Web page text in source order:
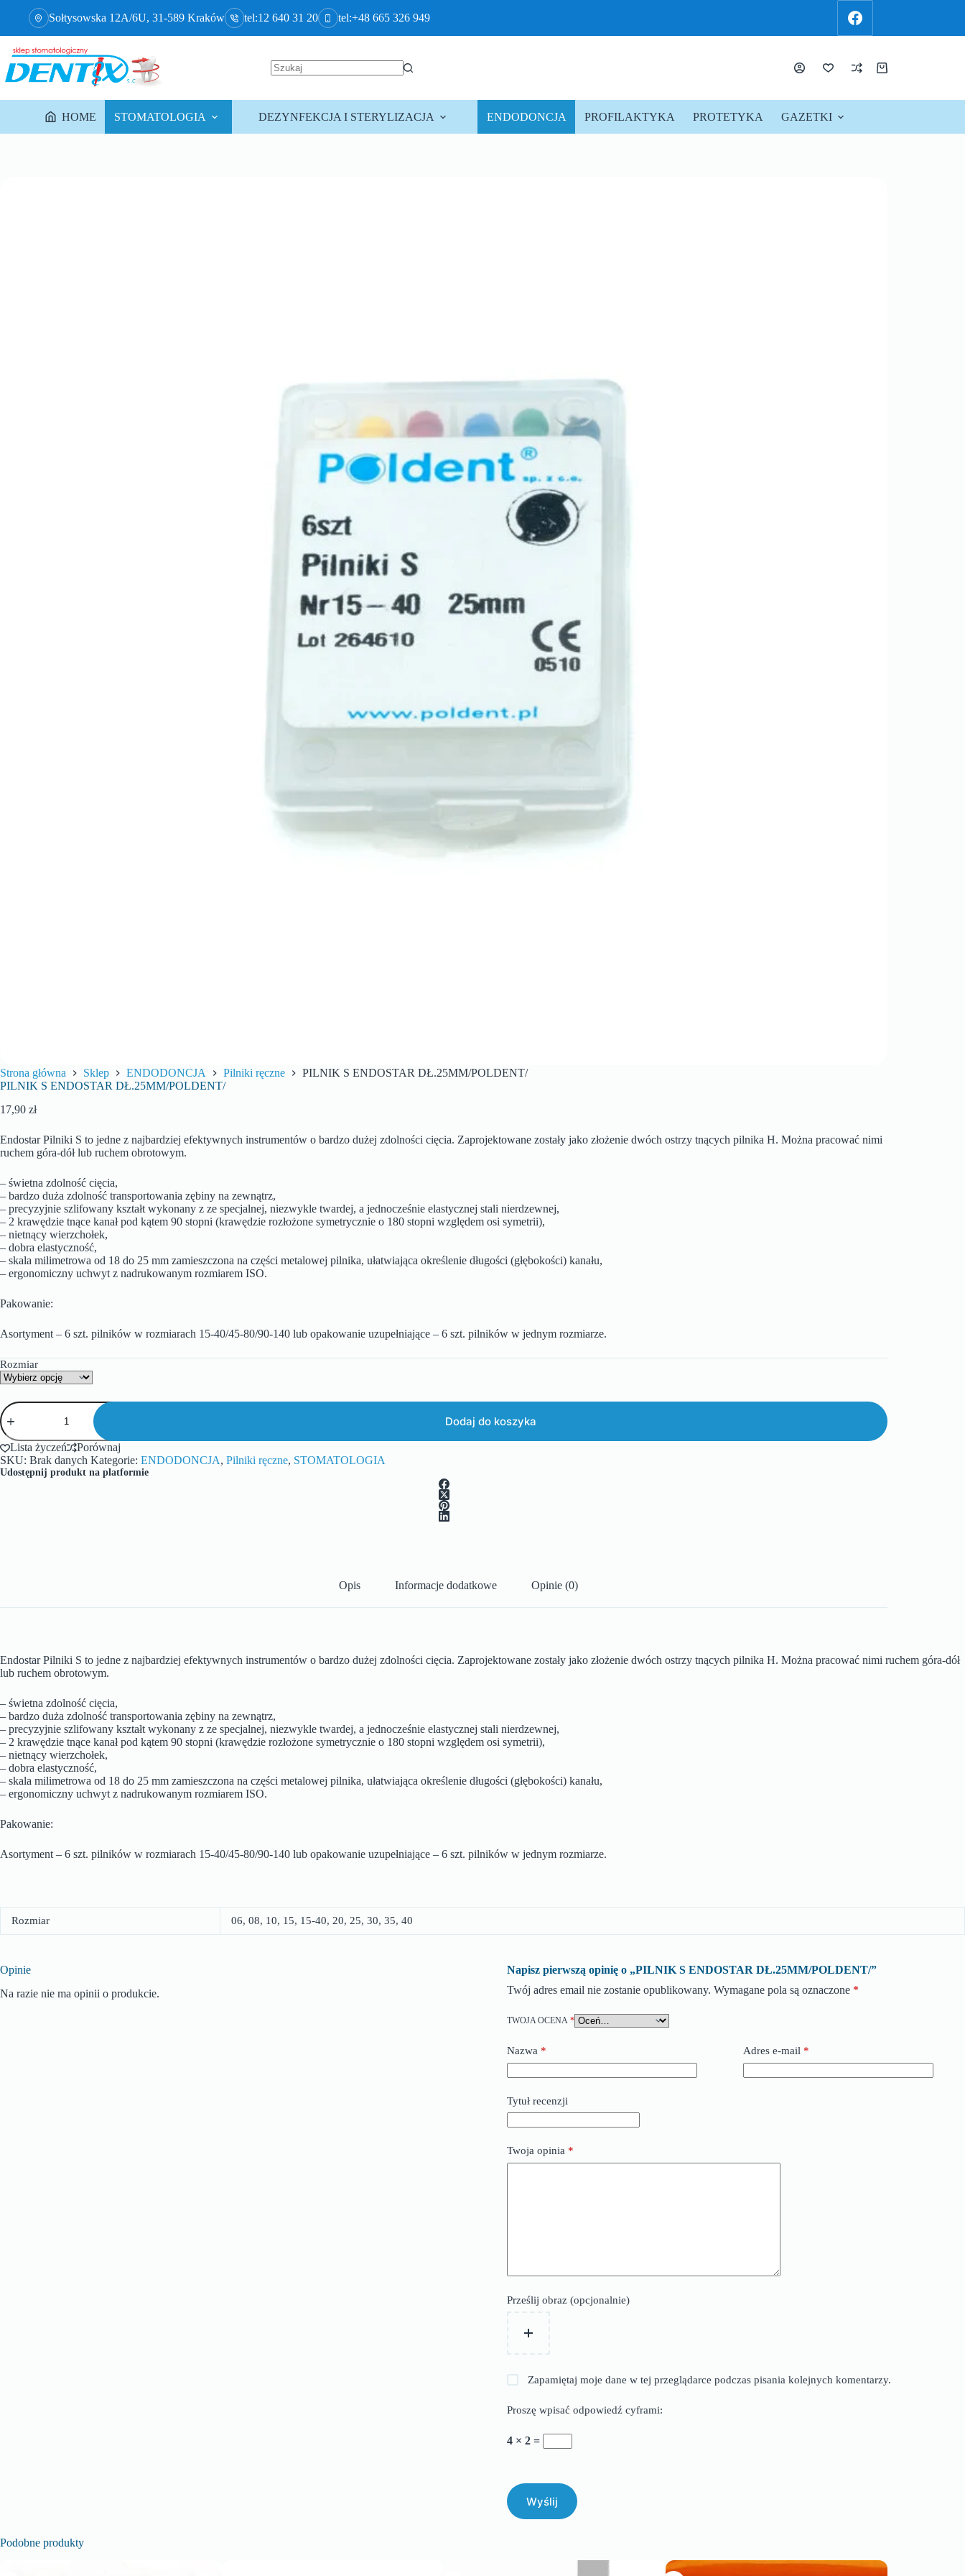
Sołtysowska 12A/6U, 31-589 Kraków tel:12 640 31 20 tel:+48 665 326 949
HOME STOMATOLOGIA DEZYNFEKCJA I STERYLIZACJA ENDODONCJA PROFILAKTYKA PROTETYKA GAZETKI
Strona główna Sklep ENDODONCJA Pilniki ręczne
PILNIK S ENDOSTAR DŁ.25MM/POLDENT/
PILNIK S ENDOSTAR DŁ.25MM/POLDENT/
17,90 zł
Endostar Pilniki S to jedne z najbardziej efektywnych instrumentów o bardzo dużej zdolności cięcia. Zaprojektowane zostały jako złożenie dwóch ostrzy tnących pilnika H. Można pracować nimi
ruchem góra-dół lub ruchem obrotowym.
– świetna zdolność cięcia,
– bardzo duża zdolność transportowania zębiny na zewnątrz,
– precyzyjnie szlifowany kształt wykonany z ze specjalnej, niezwykle twardej, a jednocześnie elastycznej stali nierdzewnej,
– 2 krawędzie tnące kanał pod kątem 90 stopni (krawędzie rozłożone symetrycznie o 180 stopni względem osi symetrii),
– nietnący wierzchołek,
– dobra elastyczność,
– skala milimetrowa od 18 do 25 mm zamieszczona na części metalowej pilnika, ułatwiająca określenie długości (głębokości) kanału,
– ergonomiczny uchwyt z nadrukowanym rozmiarem ISO.
Pakowanie:
Asortyment – 6 szt. pilników w rozmiarach 15-40/45-80/90-140 lub opakowanie uzupełniające – 6 szt. pilników w jednym rozmiarze.
Rozmiar
Dodaj do koszyka
Lista życzeń
Porównaj
SKU: Brak danych Kategorie: ENDODONCJA, Pilniki ręczne, STOMATOLOGIA
Udostępnij produkt na platformie
Opis Informacje dodatkowe Opinie (0)
Endostar Pilniki S to jedne z najbardziej efektywnych instrumentów o bardzo dużej zdolności cięcia. Zaprojektowane zostały jako złożenie dwóch ostrzy tnących pilnika H. Można pracować nimi ruchem góra-dół
lub ruchem obrotowym.
– świetna zdolność cięcia,
– bardzo duża zdolność transportowania zębiny na zewnątrz,
– precyzyjnie szlifowany kształt wykonany z ze specjalnej, niezwykle twardej, a jednocześnie elastycznej stali nierdzewnej,
– 2 krawędzie tnące kanał pod kątem 90 stopni (krawędzie rozłożone symetrycznie o 180 stopni względem osi symetrii),
– nietnący wierzchołek,
– dobra elastyczność,
– skala milimetrowa od 18 do 25 mm zamieszczona na części metalowej pilnika, ułatwiająca określenie długości (głębokości) kanału,
– ergonomiczny uchwyt z nadrukowanym rozmiarem ISO.
Pakowanie:
Asortyment – 6 szt. pilników w rozmiarach 15-40/45-80/90-140 lub opakowanie uzupełniające – 6 szt. pilników w jednym rozmiarze.
Rozmiar 06, 08, 10, 15, 15-40, 20, 25, 30, 35, 40
Opinie
Na razie nie ma opinii o produkcie.
Napisz pierwszą opinię o „PILNIK S ENDOSTAR DŁ.25MM/POLDENT/”
Twój adres email nie zostanie opublikowany. Wymagane pola są oznaczone *
TWOJA OCENA *
Nazwa * Adres e-mail *
Tytuł recenzji
Twoja opinia *
Prześlij obraz (opcjonalnie)
Zapamiętaj moje dane w tej przeglądarce podczas pisania kolejnych komentarzy.
Proszę wpisać odpowiedź cyframi:
4 × 2 =
Wyślij
Podobne produkty